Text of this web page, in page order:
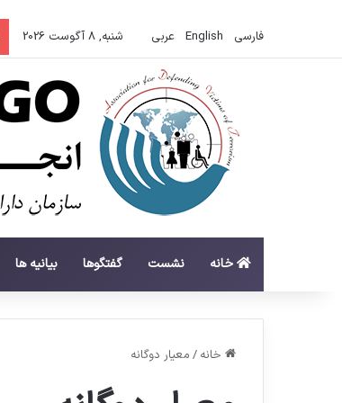
فارسی English عربي شنبه, 8 آگوست 2026
خانه نشست گفتگوها بیانیه ها
خانه / معیار دوگانه